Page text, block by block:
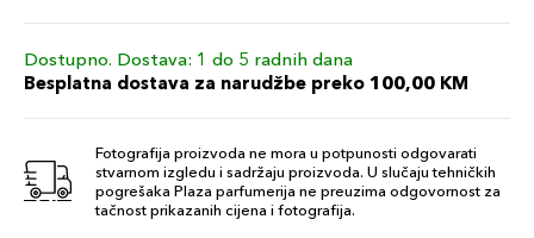
Dostupno. Dostava: 1 do 5 radnih dana
Besplatna dostava za narudžbe preko 100,00 KM
Fotografija proizvoda ne mora u potpunosti odgovarati
stvarnom izgledu i sadržaju proizvoda. U slučaju tehničkih
pogrešaka Plaza parfumerija ne preuzima odgovornost za
tačnost prikazanih cijena i fotografija.